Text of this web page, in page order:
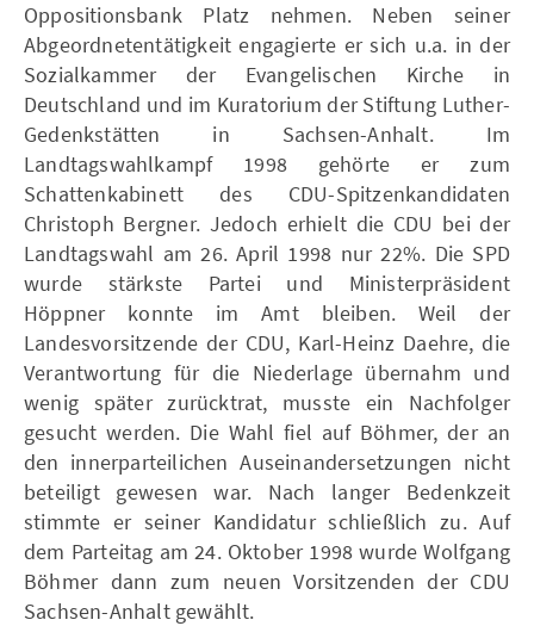
Oppositionsbank Platz nehmen. Neben seiner
Abgeordnetentätigkeit engagierte er sich u.a. in der
Sozialkammer der Evangelischen Kirche in
Deutschland und im Kuratorium der Stiftung Luther-
Gedenkstätten in Sachsen-Anhalt. Im
Landtagswahlkampf 1998 gehörte er zum
Schattenkabinett des CDU-Spitzenkandidaten
Christoph Bergner. Jedoch erhielt die CDU bei der
Landtagswahl am 26. April 1998 nur 22%. Die SPD
wurde stärkste Partei und Ministerpräsident
Höppner konnte im Amt bleiben. Weil der
Landesvorsitzende der CDU, Karl-Heinz Daehre, die
Verantwortung für die Niederlage übernahm und
wenig später zurücktrat, musste ein Nachfolger
gesucht werden. Die Wahl fiel auf Böhmer, der an
den innerparteilichen Auseinandersetzungen nicht
beteiligt gewesen war. Nach langer Bedenkzeit
stimmte er seiner Kandidatur schließlich zu. Auf
dem Parteitag am 24. Oktober 1998 wurde Wolfgang
Böhmer dann zum neuen Vorsitzenden der CDU
Sachsen-Anhalt gewählt.